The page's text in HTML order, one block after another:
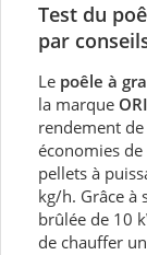
Test du
par
Le poêle à
la marque
rendement
économies
pellets à
kg/h. Grâce à
brûlée de 10
de chauffer